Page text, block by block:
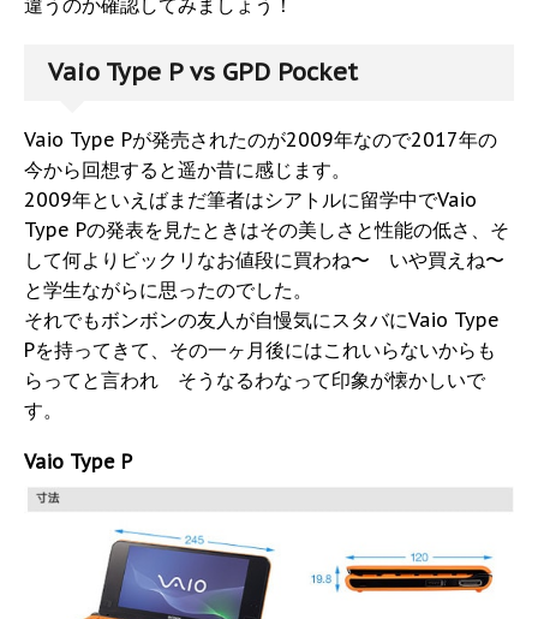
Vaio Type P vs GPD Pocket
Vaio Type Pが発売されたのが2009年なので2017年の
今から回想すると遥か昔に感じます。
2009年といえばまだ筆者はシアトルに留学中でVaio
Type Pの発表を見たときはその美しさと性能の低さ、そ
して何よりビックリなお値段に買わね〜 いや買えね〜
と学生ながらに思ったのでした。
それでもボンボンの友人が自慢気にスタバにVaio Type
Pを持ってきて、その一ヶ月後にはこれいらないからも
らってと言われ そうなるわなって印象が懐かしいで
す。
Vaio Type P